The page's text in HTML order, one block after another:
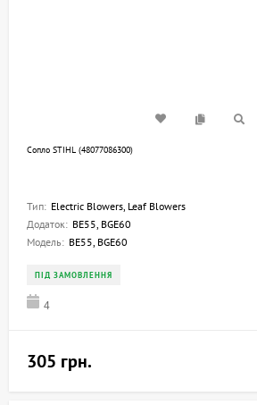
Сопло STIHL (48077086300)
Тип: Electric Blowers, Leaf Blowers
Додаток: BE55, BGE60
Модель: BE55, BGE60
ПІД ЗАМОВЛЕННЯ
4
305 грн.